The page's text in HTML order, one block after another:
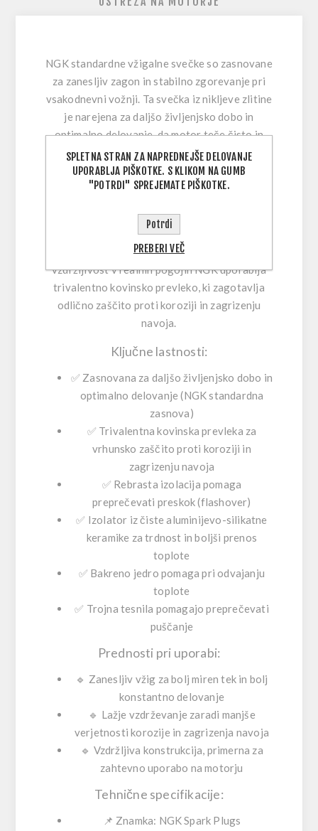
NGK standardne vžigalne svečke so zasnovane
za zanesljiv zagon in stabilno zgorevanje pri
vsakodnevni vožnji. Ta svečka iz nikljeve zlitine
je narejena za daljšo življenjsko dobo in
optimalno delovanje, da motor teče čisto in
enakomerno.
Bakreno jedro omogoča učinkovito odvajanje
medtem ko izolator iz čiste aluminijevo-
silikatne keramike nudi visoko trdnost in boljši
prenos toplote. Za lažji servis in večjo
vzdržljivost v realnih pogojih NGK uporablja
trivalentno kovinsko prevleko, ki zagotavlja
odlično zaščito proti koroziji in zagrizenju
navoja.
Ključne lastnosti:
✅ Zasnovana za daljšo življenjsko dobo in
optimalno delovanje (NGK standardna
zasnova)
✅ Trivalentna kovinska prevleka za
vrhunsko zaščito proti koroziji in
zagrizenju navoja
✅ Rebrasta izolacija pomaga
preprečevati preskok (flashover)
✅ Izolator iz čiste aluminijevo-silikatne
keramike za trdnost in boljši prenos
toplote
✅ Bakreno jedro pomaga pri odvajanju
toplote
✅ Trojna tesnila pomagajo preprečevati
puščanje
Prednosti pri uporabi:
🔹 Zanesljiv vžig za bolj miren tek in bolj
konstantno delovanje
🔹 Lažje vzdrževanje zaradi manjše
verjetnosti korozije in zagrizenja navoja
🔹 Vzdržljiva konstrukcija, primerna za
zahtevno uporabo na motorju
Tehnične specifikacije:
📌 Znamka: NGK Spark Plugs
SPLETNA STRAN ZA NAPREDNEJŠE DELOVANJE
UPORABLJA PIŠKOTKE. S KLIKOM NA GUMB
"POTRDI" SPREJEMATE PIŠKOTKE.
Potrdi
PREBERI VEČ